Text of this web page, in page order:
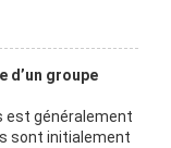
d’un groupe
est généralement
sont initialement